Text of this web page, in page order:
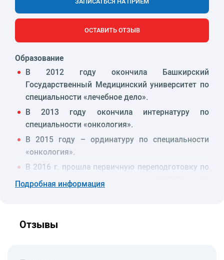
ОСТАВИТЬ ОТЗЫВ
Образование
В 2012 году окончила Башкирский
Государственный Медицинский университет по
специальности «лечебное дело».
В 2013 году окончила интернатуру по
специальности «онкология».
В 2015 году – ординатуру по специальности
«онкология».
В 2016 г. прошла первичную переподготовку по
специальности «радиотерапия» в СЗГМУ им И.
И. Мечникова (г. Санкт- Петербург).
2013–2018 гг. – Научный центр при ГБУЗ РКОД
Подробная информация
Отзывы